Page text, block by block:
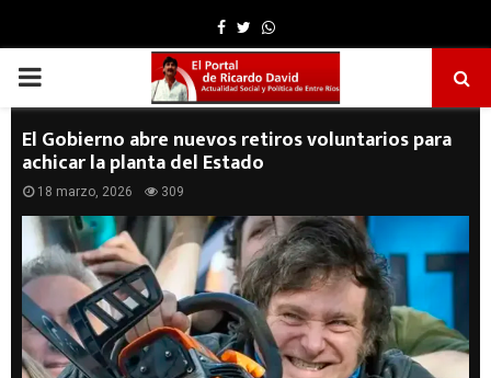
Facebook
TwitterWhatsapp
PRIMARY
MENU
El Gobierno abre nuevos retiros voluntarios para
achicar la planta del Estado
18 marzo, 2026 309